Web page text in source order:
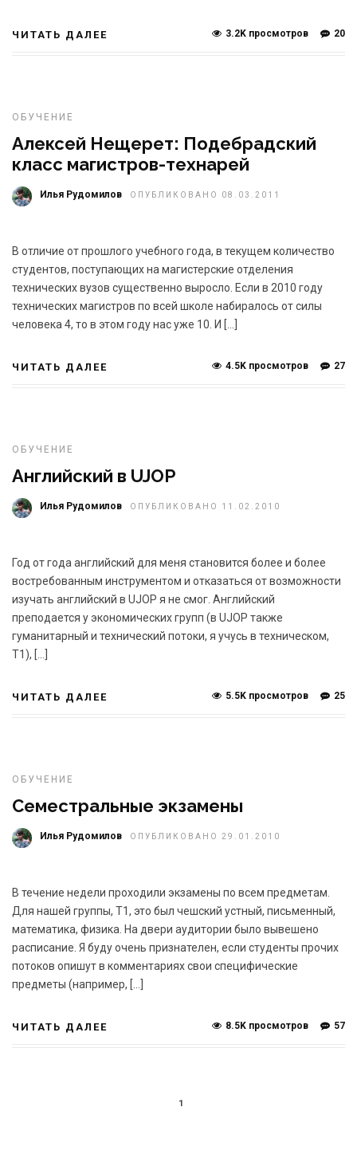
ЧИТАТЬ ДАЛЕЕ 20
3.2K просмотров
ОБУЧЕНИЕ
Алексей Нещерет: Подебрадский
класс магистров-технарей
Илья Рудомилов ОПУБЛИКОВАНО 08.03.2011
В отличие от прошлого учебного года, в текущем количество
студентов, поступающих на магистерские отделения
технических вузов существенно выросло. Если в 2010 году
технических магистров по всей школе набиралось от силы
человека 4, то в этом году нас уже 10. И […]
ЧИТАТЬ ДАЛЕЕ 27
4.5K просмотров
ОБУЧЕНИЕ
Английский в UJOP
Илья Рудомилов ОПУБЛИКОВАНО 11.02.2010
Год от года английский для меня становится более и более
востребованным инструментом и отказаться от возможности
изучать английский в UJOP я не смог. Английский
преподается у экономических групп (в UJOP также
гуманитарный и технический потоки, я учусь в техническом,
Т1), […]
ЧИТАТЬ ДАЛЕЕ 25
5.5K просмотров
ОБУЧЕНИЕ
Семестральные экзамены
Илья Рудомилов ОПУБЛИКОВАНО 29.01.2010
В течение недели проходили экзамены по всем предметам.
Для нашей группы, Т1, это был чешский устный, письменный,
математика, физика. На двери аудитории было вывешено
расписание. Я буду очень признателен, если студенты прочих
потоков опишут в комментариях свои специфические
предметы (например, […]
ЧИТАТЬ ДАЛЕЕ 57
8.5K просмотров
1